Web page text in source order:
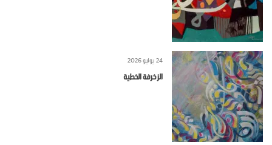
24 يوليو 2026
الزخرفة الخطية